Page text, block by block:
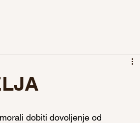
dobiti dovoljenje od